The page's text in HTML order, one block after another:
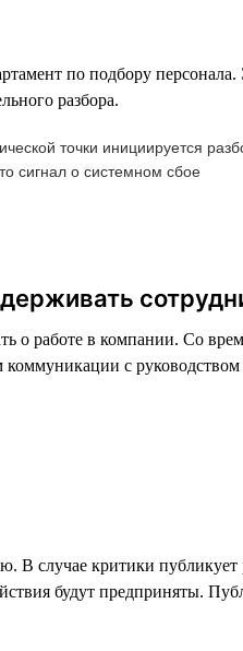
по подбору
разбора.
точки инициируется
сигнал о системном сбое
о работе в компании. Со
коммуникации с
В случае критики
будут предприняты.